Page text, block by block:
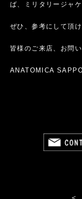
ば、ミリタリージャ
ぜひ、参考にして頂
皆様のご来店、お問
ANATOMICA